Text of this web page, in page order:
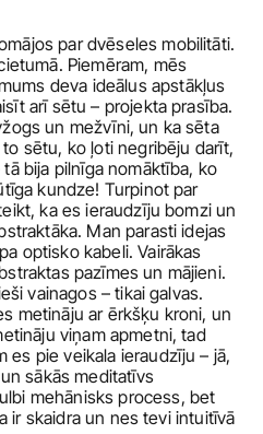
par dvēseles mobilitāti.
Piemēram, mēs
deva ideālus apstākļus
arī sētu – projekta prasība.
un mežvīni, un ka sēta
sētu, ko ļoti negribēju darīt,
bija pilnīga nomāktība, ko
kundze! Turpinot par
ka es ieraudzīju bomzi un
Man parasti idejas
optisko kabeli. Vairākas
pazīmes un mājieni.
vainagos – tikai galvas.
metināju ar ērkšķu kroni, un
viņam apmetni, tad
es pie veikala ieraudzīju – jā,
sākās meditatīvs
mehānisks process, bet
ir skaidra un nes tevi intuitīvā